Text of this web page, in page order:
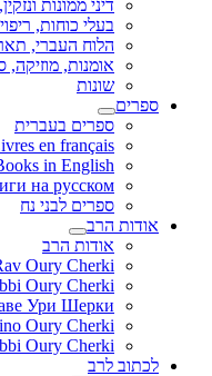
דיני ממונות
בעלי כוחות,
הלוח העברי,
אומנות, מוזיקה,
שונות
ספרים
ספרים בעברית
en français
in English
на русском
ספרים לבני נח
אודות הרב
אודות הרב
Oury Cherki
Oury Cherki
Ури Шерки
Oury Cherki
Oury Cherki
לכתוב לרב